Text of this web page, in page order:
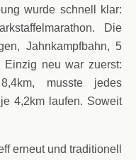
wurde schnell klar:
Die
Jahnkampfbahn, 5
Einzig neu war zuerst:
musste jedes
4,2km laufen. Soweit
erneut und traditionell